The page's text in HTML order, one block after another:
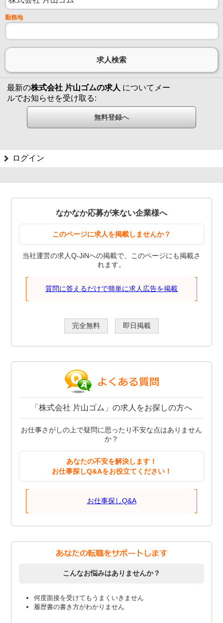
勤務地
最新の株式会社 片山ゴムの求人 についてメー
ルでお知らせを受け取る:
ログイン
なかなか応募が来ない企業様へ
このページに求人を掲載しませんか？
当社運営の求人Q-JiNへの掲載で、このページにも掲載さ
れます。
質問に答えるだけで簡単に求人広告を掲載
完全無料 即日掲載
「株式会社 片山ゴム」の求人をお探しの方へ
お仕事さがしの上で疑問に思ったり不安な点はありません
か？
あなたの不安を解決します！
お仕事探しQ&Aをお役立てください！
お仕事探しQ&A
こんなお悩みはありませんか？
何度面接を受けてもうまくいきません
履歴書の書き方がわかりません